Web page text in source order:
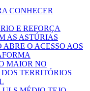
CONHECER
E REFORÇA
AS ASTÚRIAS
O ACESSO AOS
MAIOR NO
TERRITÓRIOS